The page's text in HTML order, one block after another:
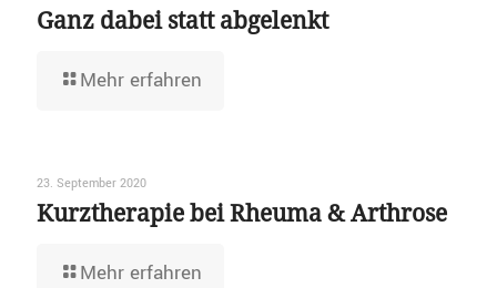
Ganz dabei statt abgelenkt
Mehr erfahren
23. September 2020
Kurztherapie bei Rheuma & Arthrose
Mehr erfahren